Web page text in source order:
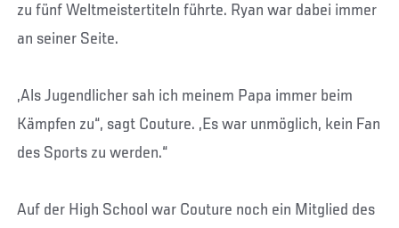
zu fünf Weltmeistertiteln führte. Ryan war dabei immer
an seiner Seite.
„Als Jugendlicher sah ich meinem Papa immer beim
Kämpfen zu“, sagt Couture. „Es war unmöglich, kein Fan
des Sports zu werden.“
Auf der High School war Couture noch ein Mitglied des